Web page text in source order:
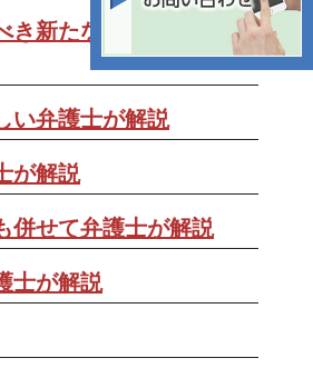
き新たなハラスメント
い弁護士が解説
が解説
併せて弁護士が解説
士が解説